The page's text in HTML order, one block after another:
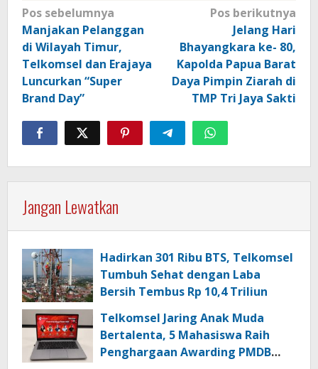
Navigasi
pos
Pos sebelumnya
Manjakan Pelanggan
di Wilayah Timur,
Telkomsel dan Erajaya
Luncurkan “Super
Brand Day”
Pos berikutnya
Jelang Hari
Bhayangkara ke- 80,
Kapolda Papua Barat
Daya Pimpin Ziarah di
TMP Tri Jaya Sakti
Jangan Lewatkan
Hadirkan 301 Ribu BTS, Telkomsel
Tumbuh Sehat dengan Laba
Bersih Tembus Rp 10,4 Triliun
Telkomsel Jaring Anak Muda
Bertalenta, 5 Mahasiswa Raih
Penghargaan Awarding PMDB